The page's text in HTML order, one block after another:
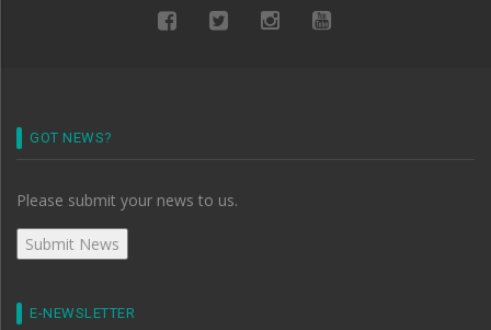
GOT NEWS?
Please submit your news to us.
E-NEWSLETTER